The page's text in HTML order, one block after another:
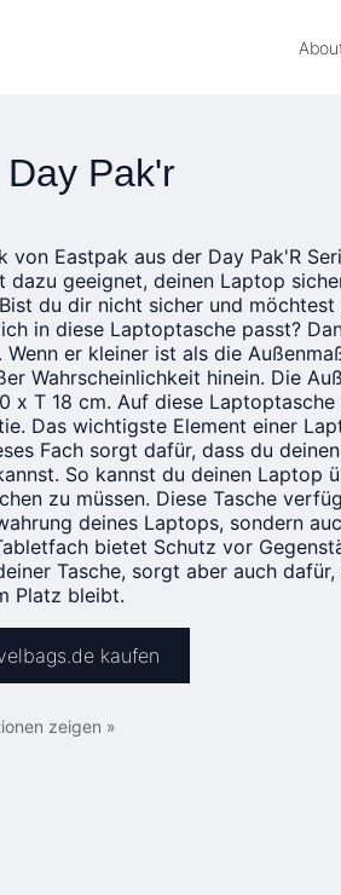
Pak'r
von Eastpak aus der Day Pak'R
dazu geeignet, deinen Laptop
du dir nicht sicher und möchtest
in diese Laptoptasche passt?
er kleiner ist als die
Wahrscheinlichkeit hinein. Die
x T 18 cm. Auf diese
Das wichtigste Element einer
Fach sorgt dafür, dass du
So kannst du deinen Laptop
zu müssen. Diese Tasche
deines Laptops, sondern
bietet Schutz vor
Tasche, sorgt aber auch
Platz bleibt.
kaufen
zeigen »